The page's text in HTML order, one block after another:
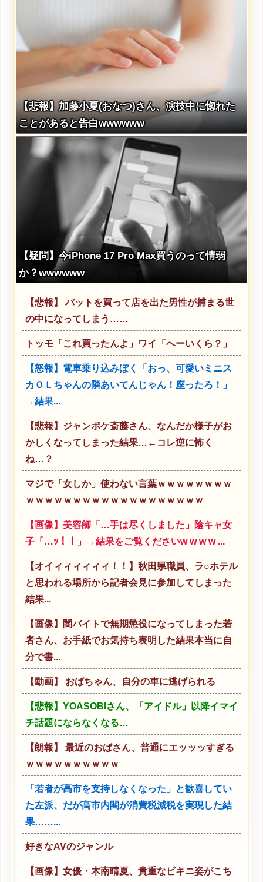
【悲報】加藤小夏(おなつ)さん、演技中に惚れた
ことがあると告白wwwwww
【疑問】今iPhone 17 Pro Max買うのって情弱
か？wwwwww
【悲報】 バットを買って店を出た男性が捕まる世
の中になってしまう……
トッモ「これ買ったんよ」ワイ「へーいくら？」
【怒報】電車乗り込みぼく「おっ、可愛いミニス
カＯＬちゃんの隣あいてんじゃん！座ったろ！」
→結果...
【悲報】ジャンポケ斎藤さん、なんだか様子がお
かしくなってしまった結果…←コレ逆に怖く
ね…？
マジで「女しか」使わない言葉ｗｗｗｗｗｗｗｗ
ｗｗｗｗｗｗｗｗｗｗｗｗｗｗｗｗｗｗｗ
【画像】美容師「…手は尽くしました」陰キャ女
子「…ｯ！！」→結果をご覧くださいw w w w ...
【オイィィィィィィ！！】秋田県職員、ラ○ホテル
と思われる場所から記者会見に参加してしまった
結果...
【画像】闇バイトで無期懲役になってしまった若
者さん、お手紙でお気持ち表明した結果本当に自
分で書...
【動画】 おばちゃん、自分の車に逃げられる
【悲報】YOASOBIさん、「アイドル」以降イマイ
チ話題にならなくなる…
【朗報】 最近のおばさん、普通にエッッッすぎる
ｗｗｗｗｗｗｗｗｗｗ
「若者が高市を支持しなくなった」と歓喜してい
た左派、だが高市内閣が消費税減税を実現した結
果……...
好きなAVのジャンル
【画像】女優・木南晴夏、貴重なビキニ姿がこち